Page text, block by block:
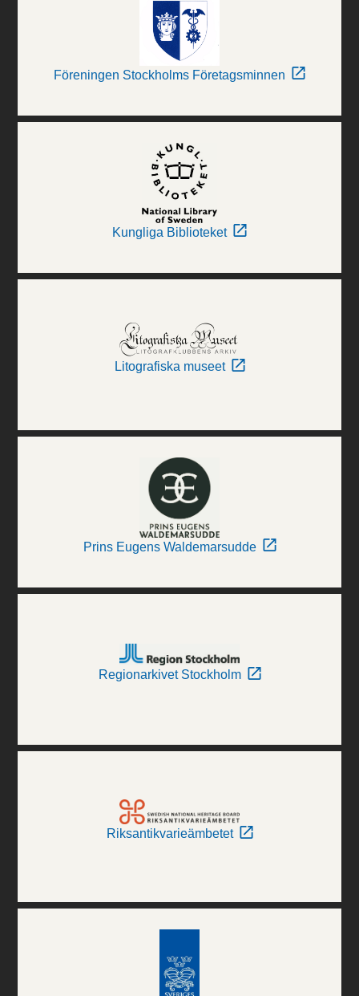
Föreningen Stockholms Företagsminnen
Kungliga Biblioteket
Litografiska museet
Prins Eugens Waldemarsudde
Regionarkivet Stockholm
Riksantikvarieämbetet